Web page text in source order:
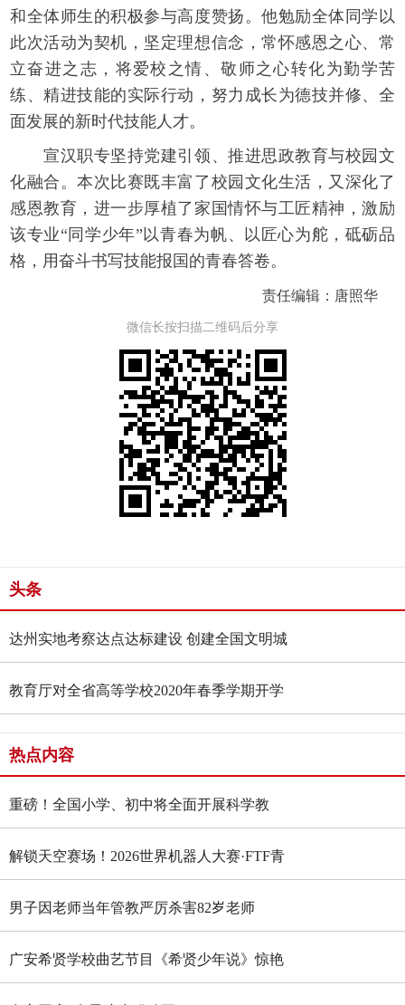
和全体师生的积极参与高度赞扬。他勉励全体同学以
此次活动为契机，坚定理想信念，常怀感恩之心、常
立奋进之志，将爱校之情、敬师之心转化为勤学苦
练、精进技能的实际行动，努力成长为德技并修、全
面发展的新时代技能人才。
宣汉职专坚持党建引领、推进思政教育与校园文
化融合。本次比赛既丰富了校园文化生活，又深化了
感恩教育，进一步厚植了家国情怀与工匠精神，激励
该专业“同学少年”以青春为帆、以匠心为舵，砥砺品
格，用奋斗书写技能报国的青春答卷。
责任编辑：唐照华
微信长按扫描二维码后分享
头条
达州实地考察达点达标建设 创建全国文明城
市
教育厅对全省高等学校2020年春季学期开学
作出安排部署
热点内容
重磅！全国小学、初中将全面开展科学教
育“做中学”领航行动
解锁天空赛场！2026世界机器人大赛·FTF青
少年无人机大赛四川选拔赛燃情启幕
男子因老师当年管教严厉杀害82岁老师
广安希贤学校曲艺节目《希贤少年说》惊艳
全国舞台 斩获国家级殊荣